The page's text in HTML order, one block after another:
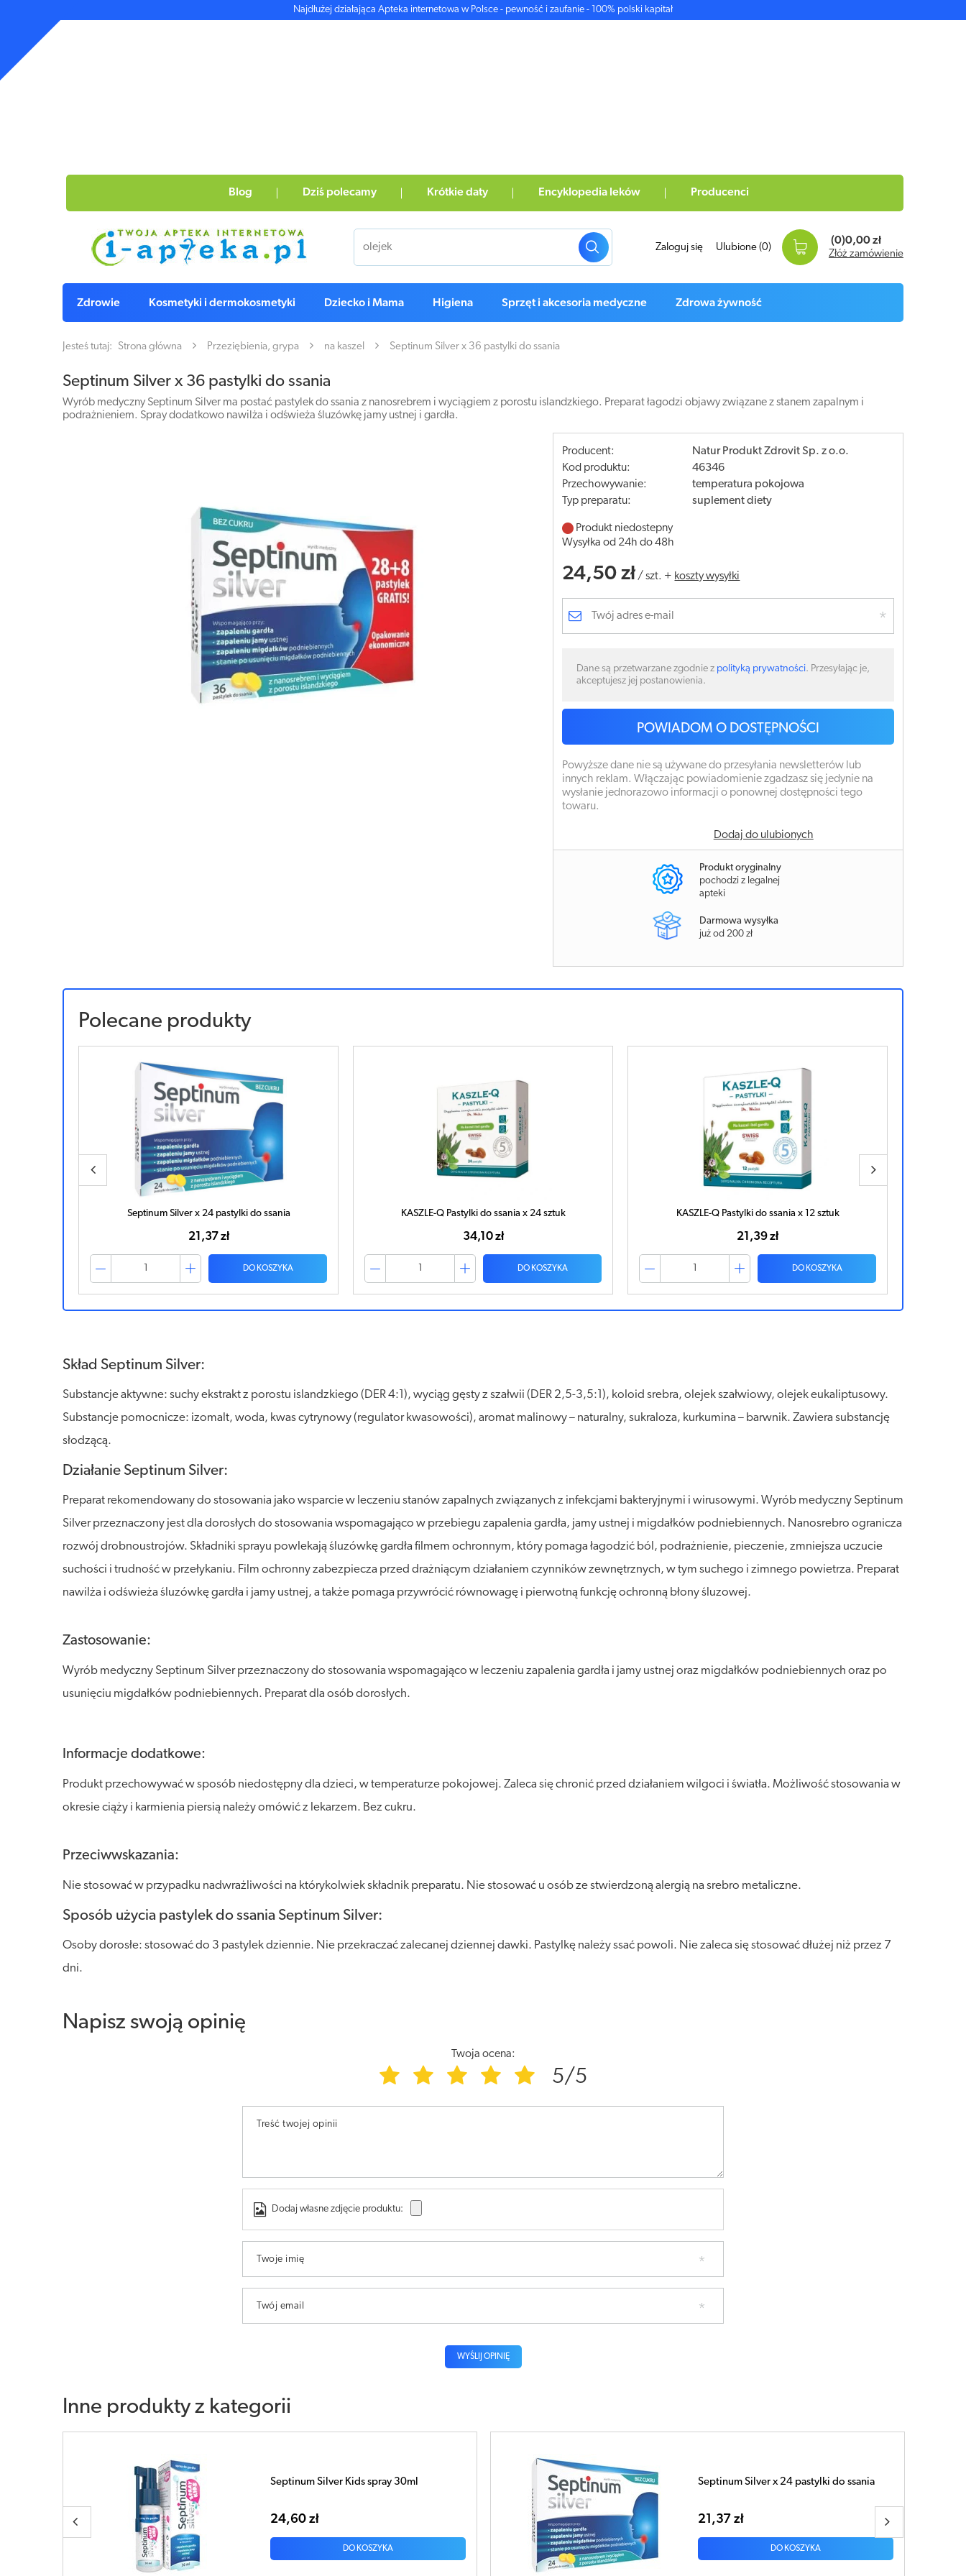
Najdłużej działająca Apteka internetowa w Polsce - pewność i zaufanie - 100% polski kapitał
Blog Dziś polecamy Krótkie daty Encyklopedia leków Producenci
Zaloguj się Ulubione (0)
(0)0,00 zł
Złóż zamówienie
Zdrowie Kosmetyki i dermokosmetyki Dziecko i Mama Higiena Sprzęt i akcesoria medyczne Zdrowa żywność
Jesteś tutaj: Strona główna Przeziębienia, grypa na kaszel Septinum Silver x 36 pastylki do ssania
Septinum Silver x 36 pastylki do ssania
Wyrób medyczny Septinum Silver ma postać pastylek do ssania z nanosrebrem i wyciągiem z porostu islandzkiego. Preparat łagodzi objawy związane z stanem zapalnym i
podrażnieniem. Spray dodatkowo nawilża i odświeża śluzówkę jamy ustnej i gardła.
Producent:
Natur Produkt Zdrovit Sp. z o.o.
Kod produktu:
46346
Przechowywanie:
temperatura pokojowa
Typ preparatu:
suplement diety
Produkt niedostepny
Wysyłka od 24h do 48h
24,50 zł /szt. + koszty wysyłki
Dane są przetwarzane zgodnie z polityką prywatności. Przesyłając je,
akceptujesz jej postanowienia.
POWIADOM O DOSTĘPNOŚCI
Powyższe dane nie są używane do przesyłania newsletterów lub
innych reklam. Włączając powiadomienie zgadzasz się jedynie na
wysłanie jednorazowo informacji o ponownej dostępności tego
towaru.
Dodaj do ulubionych
Produkt oryginalny
pochodzi z legalnej
apteki
Darmowa wysyłka
już od 200 zł
Polecane produkty
Septinum Silver x 24 pastylki do ssania
21,37 zł
DO KOSZYKA
KASZLE-Q Pastylki do ssania x 24 sztuk
34,10 zł
DO KOSZYKA
KASZLE-Q Pastylki do ssania x 12 sztuk
21,39 zł
DO KOSZYKA
Skład Septinum Silver:
Substancje aktywne: suchy ekstrakt z porostu islandzkiego (DER 4:1), wyciąg gęsty z szałwii (DER 2,5-3,5:1), koloid srebra, olejek szałwiowy, olejek eukaliptusowy.
Substancje pomocnicze: izomalt, woda, kwas cytrynowy (regulator kwasowości), aromat malinowy – naturalny, sukraloza, kurkumina – barwnik. Zawiera substancję
słodzącą.
Działanie Septinum Silver:
Preparat rekomendowany do stosowania jako wsparcie w leczeniu stanów zapalnych związanych z infekcjami bakteryjnymi i wirusowymi. Wyrób medyczny Septinum
Silver przeznaczony jest dla dorosłych do stosowania wspomagająco w przebiegu zapalenia gardła, jamy ustnej i migdałków podniebiennych. Nanosrebro ogranicza
rozwój drobnoustrojów. Składniki sprayu powlekają śluzówkę gardła filmem ochronnym, który pomaga łagodzić ból, podrażnienie, pieczenie, zmniejsza uczucie
suchości i trudność w przełykaniu. Film ochronny zabezpiecza przed drażniącym działaniem czynników zewnętrznych, w tym suchego i zimnego powietrza. Preparat
nawilża i odświeża śluzówkę gardła i jamy ustnej, a także pomaga przywrócić równowagę i pierwotną funkcję ochronną błony śluzowej.
Zastosowanie:
Wyrób medyczny Septinum Silver przeznaczony do stosowania wspomagająco w leczeniu zapalenia gardła i jamy ustnej oraz migdałków podniebiennych oraz po
usunięciu migdałków podniebiennych. Preparat dla osób dorosłych.
Informacje dodatkowe:
Produkt przechowywać w sposób niedostępny dla dzieci, w temperaturze pokojowej. Zaleca się chronić przed działaniem wilgoci i światła. Możliwość stosowania w
okresie ciąży i karmienia piersią należy omówić z lekarzem. Bez cukru.
Przeciwwskazania:
Nie stosować w przypadku nadwrażliwości na którykolwiek składnik preparatu. Nie stosować u osób ze stwierdzoną alergią na srebro metaliczne.
Sposób użycia pastylek do ssania Septinum Silver:
Osoby dorosłe: stosować do 3 pastylek dziennie. Nie przekraczać zalecanej dziennej dawki. Pastylkę należy ssać powoli. Nie zaleca się stosować dłużej niż przez 7
dni.
Napisz swoją opinię
Twoja ocena:
5/5
Treść twojej opinii
Dodaj własne zdjęcie produktu:
Twoje imię
Twój email
WYŚLIJ OPINIĘ
Inne produkty z kategorii
Septinum Silver Kids spray 30ml
24,60 zł
DO KOSZYKA
Septinum Silver x 24 pastylki do ssania
21,37 zł
DO KOSZYKA